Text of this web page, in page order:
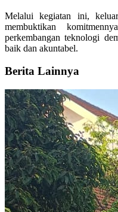
Melalui kegiatan ini,
membuktikan
perkembangan teknologi
baik dan akuntabel.
Berita Lainnya